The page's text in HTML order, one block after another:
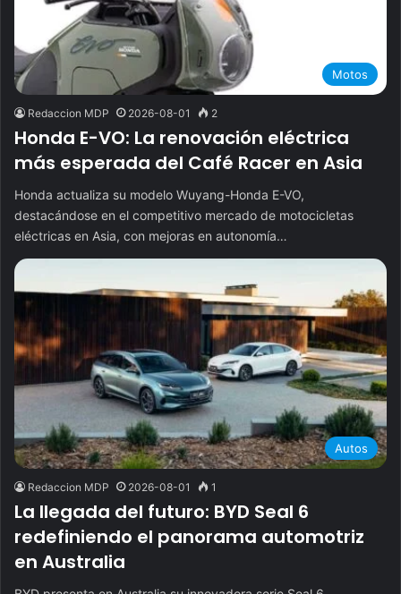
Motos
Redaccion MDP 2026-08-01 2
Honda E-VO: La renovación eléctrica
más esperada del Café Racer en Asia
Honda actualiza su modelo Wuyang-Honda E-VO,
destacándose en el competitivo mercado de motocicletas
eléctricas en Asia, con mejoras en autonomía…
Autos
Redaccion MDP 2026-08-01 1
La llegada del futuro: BYD Seal 6
redefiniendo el panorama automotriz
en Australia